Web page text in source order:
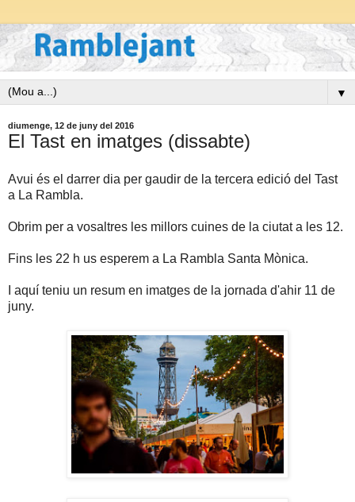
▼
diumenge, 12 de juny del 2016
El Tast en imatges (dissabte)
Avui és el darrer dia per gaudir de la tercera edició del Tast
a La Rambla.
Obrim per a vosaltres les millors cuines de la ciutat a les 12.
Fins les 22 h us esperem a La Rambla Santa Mònica.
I aquí teniu un resum en imatges de la jornada d'ahir 11 de
juny.